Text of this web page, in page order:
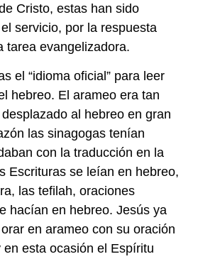
Cristo, estas han sido
servicio, por la respuesta
tarea evangelizadora.
el “idioma oficial” para leer
hebreo. El arameo era tan
al hebreo en gran
las sinagogas tenían
con la traducción en la
Escrituras se leían en hebreo,
las tefilah, oraciones
hacían en hebreo. Jesús ya
en arameo con su oración
en esta ocasión el Espíritu